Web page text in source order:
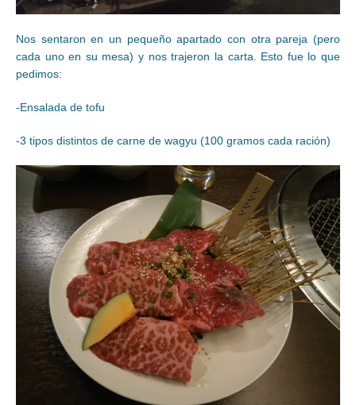
Nos sentaron en un pequeño apartado con otra pareja (pero
cada uno en su mesa) y nos trajeron la carta. Esto fue lo que
pedimos:
-Ensalada de tofu
-3 tipos distintos de carne de wagyu (100 gramos cada ración)